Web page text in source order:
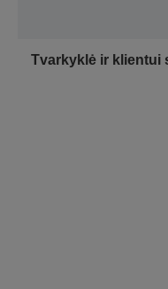
Tvarkyklė ir klientui